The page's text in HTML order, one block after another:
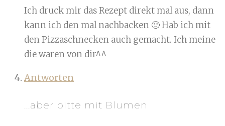
Ich druck mir das Rezept direkt mal aus, dann
kann ich den mal nachbacken 🙂 Hab ich mit
den Pizzaschnecken auch gemacht. Ich meine
die waren von dir^^
Antworten
...aber bitte mit Blumen